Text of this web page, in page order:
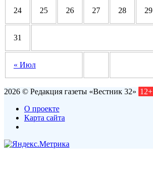
« Июл
24 25 26 27 28 29
31
2026 © Редакция газеты «Вестник 32» 12+
О проекте
Карта сайта